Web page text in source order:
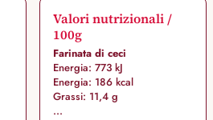
Valori nutrizionali /
100g
Farinata di ceci
Energia: 773 kJ
Energia: 186 kcal
Grassi: 11,4 g
...